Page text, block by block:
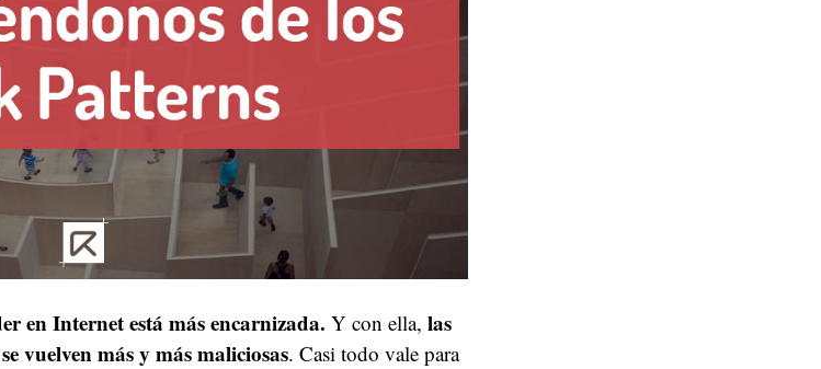
en Internet está más encarnizada. Y con ella, las
vuelven más y más maliciosas. Casi todo vale para